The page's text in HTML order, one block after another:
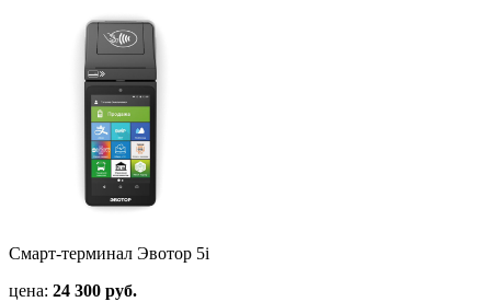
Смарт-терминал Эвотор 5i
цена: 24 300 руб.